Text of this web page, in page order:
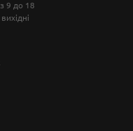
9 до 18